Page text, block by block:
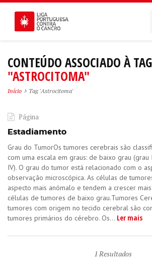
CONTEÚDO ASSOCIADO À
"ASTROCITOMA"
Início Tag 'Astrocitoma'
Página
Estadiamento
Grau do TumorOs tumores cerebrais são
com uma escala em graus: de baixo grau
IV). O grau do tumor está relacionado com o
observação microscópica. As células de
aspecto mais anómalo e tendem a crescer
células de tumores de baixo grau.Tumores
tumores com origem no tecido cerebral são
tumores primários do cérebro. Os... Ler mais
1 Resultados